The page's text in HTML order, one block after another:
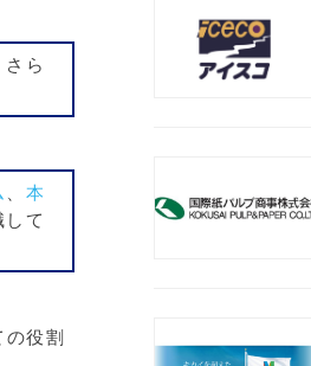
さら
、 本
て
役割